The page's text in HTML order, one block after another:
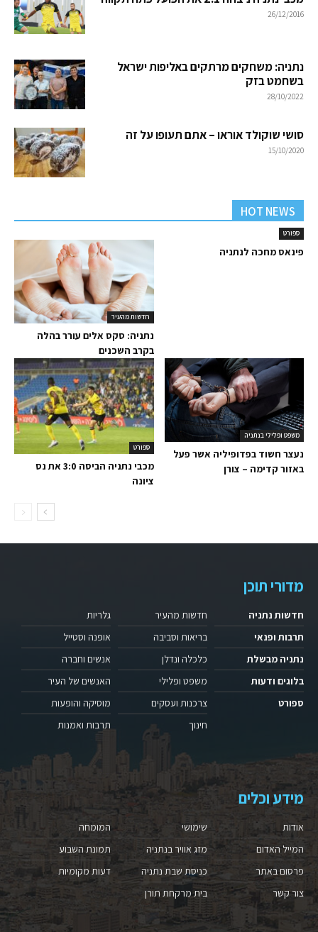
26/12/2016
נתניה: משחקים מרתקים באליפות ישראל
בשחמט בזק
28/10/2022
סושי שוקולד אוראו – אתם תעופו על זה
15/10/2020
HOT NEWS
חדשות מהעיר
נתניה: סקס אלים עורר בהלה
בקרב השכנים
ספורט
פינאס מחכה לנתניה
ספורט
מכבי נתניה הביסה 3:0 את נס
ציונה
משפט ופלילי בנתניה
נעצר חשוד בפדופיליה אשר פעל
באזור קדימה – צורן
מדורי תוכן
חדשות נתניה
תרבות ופנאי
נתניה מבשלת
בלוגים ודעות
ספורט
חדשות מהעיר
בריאות וסביבה
כלכלה ונדלן
משפט ופלילי
צרכנות ועסקים
חינוך
גלריות
אופנה וסטייל
אנשים וחברה
האנשים של העיר
מוסיקה והופעות
תרבות ואמנות
מידע וכלים
אודות
המייל האדום
פרסום באתר
צור קשר
שימושי
מזג אוויר בנתניה
כניסת שבת נתניה
בית מרקחת תורן
המומחה
תמונת השבוע
דעות מקומיות